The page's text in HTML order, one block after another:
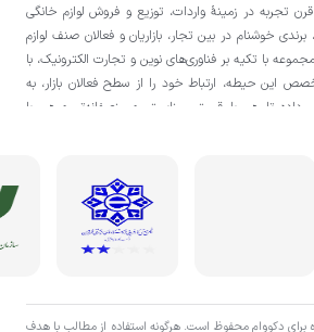
تجربه در زمينۀ واردات، توزيع و فروش لوازم خانگی
برندی خوشنام در بين تجار، بازاريان و فعالان صنف لوازم
با تكيه بر فناوری‌های نوين و تجارت الكترونيک، با
اين حيطه، ارتباط خود را از سطح فعالان بازار، به
داده تا هم با قيمتی مناسبتر و منصفانه‌تر و هم با
خدمت هموطنان عزیز در اقصی نقاط ميهنمان باشد.
سفارش قبلی از طریق سایت و انتخاب زمان، امکان پذیر
برای دکووام محفوظ است. هرگونه استفاده از مطالب با هدف